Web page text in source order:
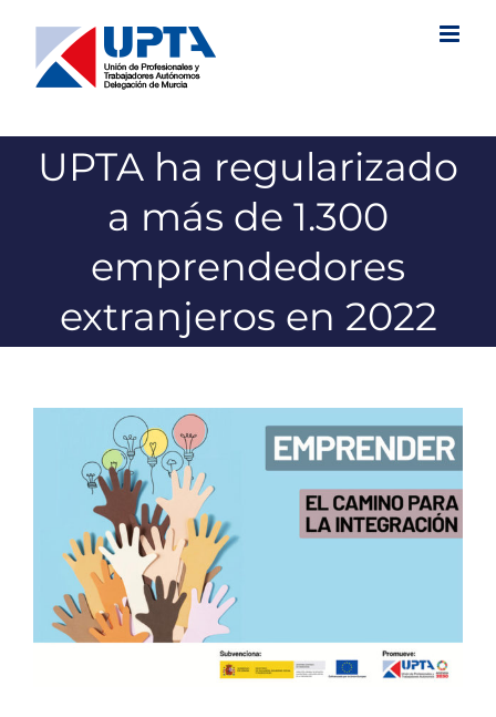
contenido
UPTA ha regularizado
a más de 1.300
emprendedores
extranjeros en 2022
grande